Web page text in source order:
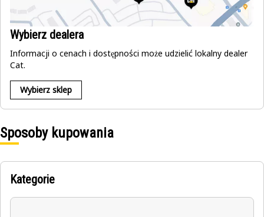
Wybierz dealera
Informacji o cenach i dostępności może udzielić lokalny dealer
Cat.
Wybierz sklep
Sposoby kupowania
Kategorie